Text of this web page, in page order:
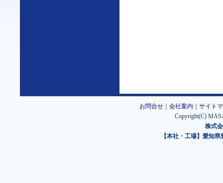
お問合せ 会社案内
サイト
Copyright(C)
株式
【本社・工場】愛知